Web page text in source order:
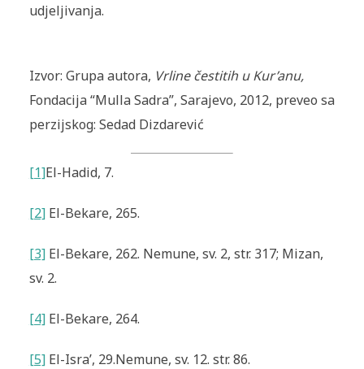
udjeljivanja.
Izvor: Grupa autora, Vrline čestitih u Kur’anu,
Fondacija “Mulla Sadra”, Sarajevo, 2012, preveo sa
perzijskog: Sedad Dizdarević
[1]El-Hadid, 7.
[2]El-Bekare, 265.
[3]El-Bekare, 262. Nemune, sv. 2, str. 317; Mizan,
sv. 2.
[4]El-Bekare, 264.
[5]El-Isra’, 29.Nemune, sv. 12. str. 86.